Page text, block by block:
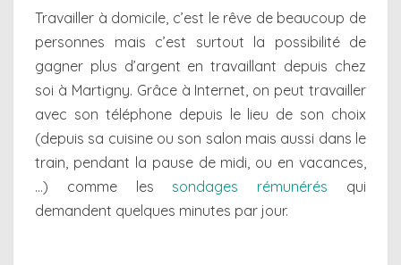
Travailler à domicile, c’est le rêve de beaucoup de
personnes mais c’est surtout la possibilité de
gagner plus d’argent en travaillant depuis chez
soi à Martigny. Grâce à Internet, on peut travailler
avec son téléphone depuis le lieu de son choix
(depuis sa cuisine ou son salon mais aussi dans le
train, pendant la pause de midi, ou en vacances,
…) comme les sondages rémunérés qui
demandent quelques minutes par jour.